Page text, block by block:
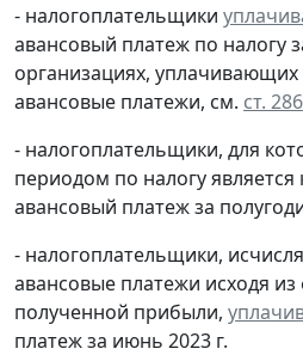
- налогоплательщики
авансовый платеж по налогу
организациях,
авансовые платежи, см. ст. 286
- налогоплательщики, для
периодом по налогу является
авансовый платеж за
- налогоплательщики,
авансовые платежи исходя из
полученной прибыли,
платеж за июнь 2023 г.